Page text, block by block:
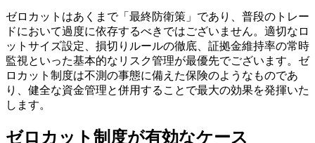
ゼロカットはあくまで「最終防衛策」であり、普段のトレー
ドにおいて過度に依存するべきではございません。適切なロ
ットサイズ設定、損切りルールの徹底、証拠金維持率の常時
監視といった基本的なリスク管理が最優先でございます。ゼ
ロカット制度は不測の事態に備えた保険のようなものであ
り、健全な資金管理と併用することで最大の効果を発揮いた
します。
ゼロカット制度が有効なケース